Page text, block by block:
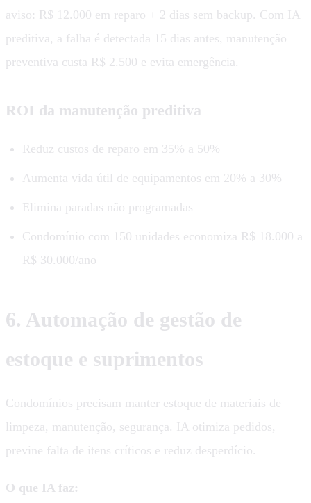
aviso: R$ 12.000 em reparo + 2 dias sem backup. Com IA
preditiva, a falha é detectada 15 dias antes, manutenção
preventiva custa R$ 2.500 e evita emergência.
ROI da manutenção preditiva
Reduz custos de reparo em 35% a 50%
Aumenta vida útil de equipamentos em 20% a 30%
Elimina paradas não programadas
Condomínio com 150 unidades economiza R$ 18.000 a
R$ 30.000/ano
6. Automação de gestão de
estoque e suprimentos
Condomínios precisam manter estoque de materiais de
limpeza, manutenção, segurança. IA otimiza pedidos,
previne falta de itens críticos e reduz desperdício.
O que IA faz: